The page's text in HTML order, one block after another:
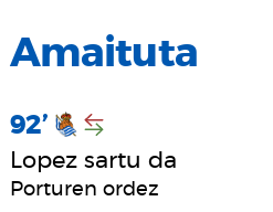
Amaituta
92’
Lopez sartu da
Porturen ordez